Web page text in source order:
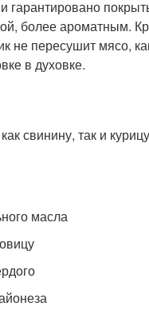
гарантировано
более ароматным.
не пересушит мясо,
в духовке.
свинину, так и
масла